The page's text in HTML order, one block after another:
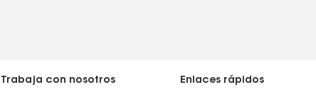
Trabaja con nosotros Enlaces rápidos